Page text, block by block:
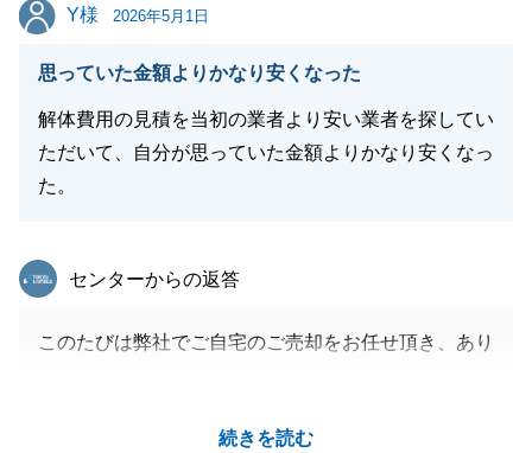
Y様
Y様 2026年5月1日
思っていた金額よりかなり安くなった
解体費用の見積を当初の業者より安い業者を探してい
ただいて、自分が思っていた金額よりかなり安くなっ
た。
続きを読む
東急リバブル
センターからの返答
このたびは弊社でご自宅のご売却をお任せ頂き、あり
き、売却後の手取額もなるべく残るようにご提案をす